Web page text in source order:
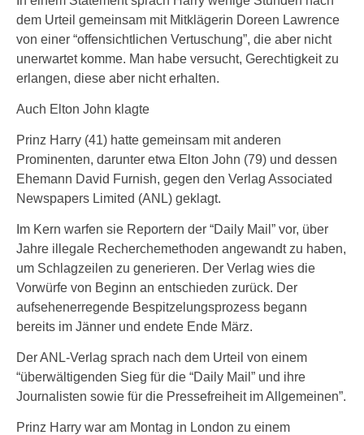
dem Urteil gemeinsam mit Mitklägerin Doreen Lawrence
von einer “offensichtlichen Vertuschung”, die aber nicht
unerwartet komme. Man habe versucht, Gerechtigkeit zu
erlangen, diese aber nicht erhalten.
Auch Elton John klagte
Prinz Harry (41) hatte gemeinsam mit anderen
Prominenten, darunter etwa Elton John (79) und dessen
Ehemann David Furnish, gegen den Verlag Associated
Newspapers Limited (ANL) geklagt.
Im Kern warfen sie Reportern der “Daily Mail” vor, über
Jahre illegale Recherchemethoden angewandt zu haben,
um Schlagzeilen zu generieren. Der Verlag wies die
Vorwürfe von Beginn an entschieden zurück. Der
aufsehenerregende Bespitzelungsprozess begann
bereits im Jänner und endete Ende März.
Der ANL-Verlag sprach nach dem Urteil von einem
“überwältigenden Sieg für die “Daily Mail” und ihre
Journalisten sowie für die Pressefreiheit im Allgemeinen”.
Prinz Harry war am Montag in London zu einem